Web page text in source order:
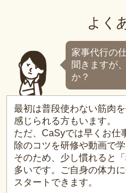
よく
家事代行の
聞きますが
か？
最初は普段使わない筋肉
感じられる方もいます。
ただ、CaSyでは早くお仕
除のコツを研修や動画で
そのため、少し慣れると
多いです。ご自身の体力
スタートできます。